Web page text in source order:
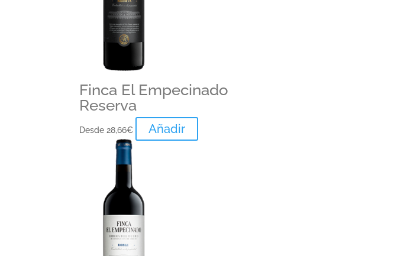
Finca El Empecinado
Reserva
Desde 28,66€ Añadir